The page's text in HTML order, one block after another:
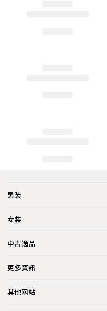
男装
女装
中古逸品
更多資訊
其他网站